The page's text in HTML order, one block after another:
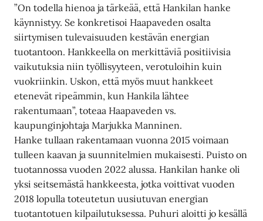
”On todella hienoa ja tärkeää, että Hankilan hanke
käynnistyy. Se konkretisoi Haapaveden osalta
siirtymisen tulevaisuuden kestävän energian
tuotantoon. Hankkeella on merkittäviä positiivisia
vaikutuksia niin työllisyyteen, verotuloihin kuin
vuokriinkin. Uskon, että myös muut hankkeet
etenevät ripeämmin, kun Hankila lähtee
rakentumaan”, toteaa Haapaveden vs.
kaupunginjohtaja Marjukka Manninen.
Hanke tullaan rakentamaan vuonna 2015 voimaan
tulleen kaavan ja suunnitelmien mukaisesti. Puisto on
tuotannossa vuoden 2022 alussa. Hankilan hanke oli
yksi seitsemästä hankkeesta, jotka voittivat vuoden
2018 lopulla toteutetun uusiutuvan energian
tuotantotuen kilpailutuksessa. Puhuri aloitti jo kesällä